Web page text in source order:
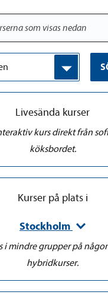
Livesända kurser
kurs direkt från
köksbordet.
Kurser på plats i
Stockholm
i mindre grupper på
hybridkurser.